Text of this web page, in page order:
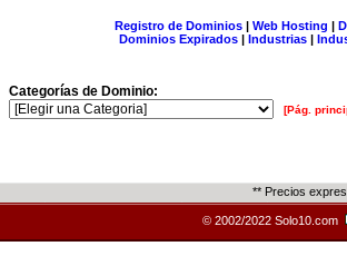
Registro de Dominios| Web Hosting |
Dominios Expirados | Industrias |
Categorías de Dominio:
[Pág.
** Precios
© 2002/2022 Solo10.com